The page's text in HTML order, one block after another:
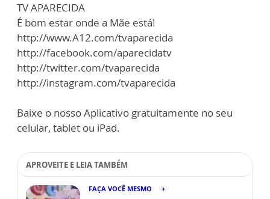
TV APARECIDA
É bom estar onde a Mãe está!
http://www.A12.com/tvaparecida
http://facebook.com/aparecidatv
http://twitter.com/tvaparecida
http://instagram.com/tvaparecida
Baixe o nosso Aplicativo gratuitamente no seu
celular, tablet ou iPad.
APROVEITE E LEIA TAMBÉM
FAÇA VOCÊ MESMO